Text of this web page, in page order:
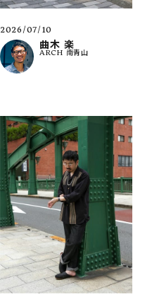
2026/07/10
曲木 楽
ARCH 南青山